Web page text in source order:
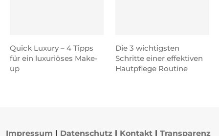
Quick Luxury – 4 Tipps
für ein luxuriöses Make-
up
Die 3 wichtigsten
Schritte einer effektiven
Hautpflege Routine
Impressum | Datenschutz | Kontakt | Transparenz